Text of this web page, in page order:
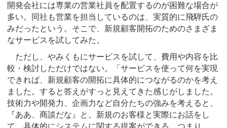
開発会社には専業の営業社員を配置するのが困難な場合が
多い。同社も営業を担当しているのは、実質的に飛騨氏の
みだったという。そこで、新規顧客開拓のためのさまざま
なサービスを試してみた。
ただし、やみくもにサービスを試して、費用や内容を比
較・検討しただけではない。「サービスを使って何を実現
できれば、新規顧客の開拓に具体的につながるのかを考え
ました。すると答えがすっと見えてきた感じがしました。
技術力や開発力、企画力など自分たちの強みを考えると、
『ああ、商談だな』と。新規のお客様と実際にお話をし
て、具体的にシステムに関する提案ができる、つまり、